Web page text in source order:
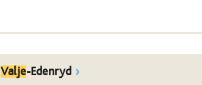
Valje-Edenryd